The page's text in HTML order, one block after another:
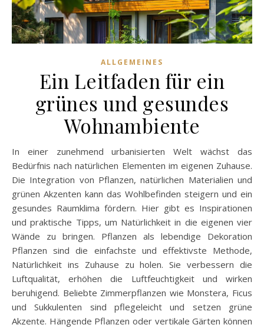
ALLGEMEINES
Ein Leitfaden für ein
grünes und gesundes
Wohnambiente
In einer zunehmend urbanisierten Welt wächst das
Bedürfnis nach natürlichen Elementen im eigenen Zuhause.
Die Integration von Pflanzen, natürlichen Materialien und
grünen Akzenten kann das Wohlbefinden steigern und ein
gesundes Raumklima fördern. Hier gibt es Inspirationen
und praktische Tipps, um Natürlichkeit in die eigenen vier
Wände zu bringen. Pflanzen als lebendige Dekoration
Pflanzen sind die einfachste und effektivste Methode,
Natürlichkeit ins Zuhause zu holen. Sie verbessern die
Luftqualität, erhöhen die Luftfeuchtigkeit und wirken
beruhigend. Beliebte Zimmerpflanzen wie Monstera, Ficus
und Sukkulenten sind pflegeleicht und setzen grüne
Akzente. Hängende Pflanzen oder vertikale Gärten können